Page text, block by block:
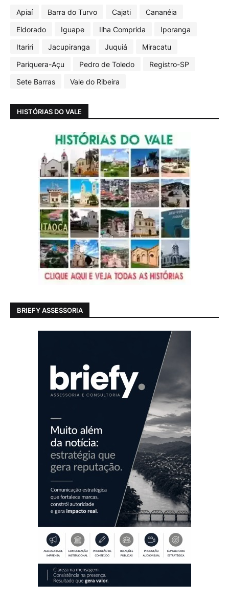
Apiaí Barra do Turvo Cajati
Cananéia
Eldorado
Iguape Ilha Comprida
Iporanga
Itariri
Jacupiranga Juquiá
Miracatu
Pariquera-Açu
Pedro de Toledo
Registro-SP
Sete Barras
Vale do Ribeira
HISTÓRIAS DO VALE
BRIEFY ASSESSORIA